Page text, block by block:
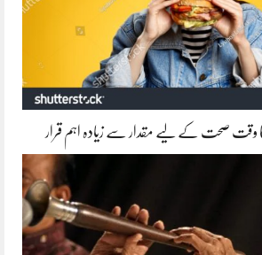
صحت کے لیے مقدار سے زیادہ اہم قرار